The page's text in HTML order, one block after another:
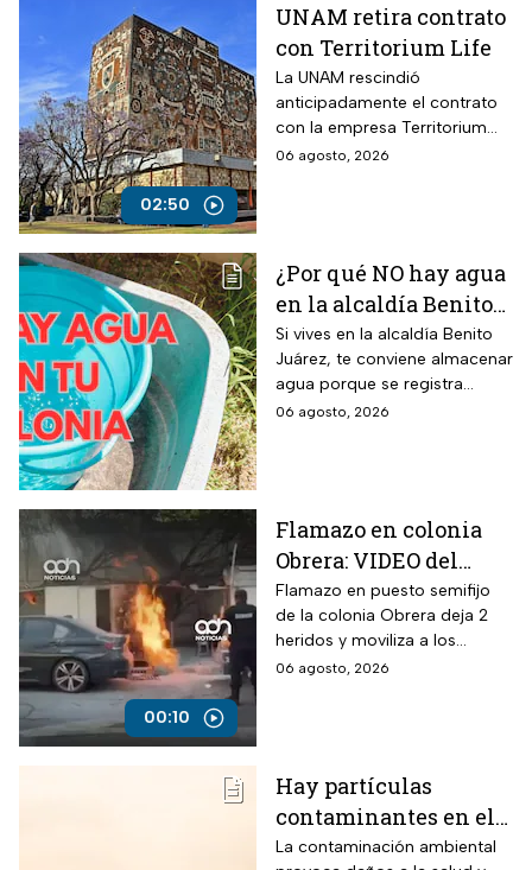
02:50
UNAM retira contrato
con Territorium Life
La UNAM rescindió
anticipadamente el contrato
con la empresa Territorium
Life, encargada del examen
06 agosto, 2026
¿Por qué NO hay agua
en la alcaldía Benito
Juárez? Lista de
colonias afectadas
hasta el viernes
Si vives en la alcaldía Benito
Juárez, te conviene almacenar
agua porque se registra
suspensión del suministro por
06 agosto, 2026
00:10
Flamazo en colonia
Obrera: VIDEO del
siniestro en puesto
semifijo que dejó
heridos
Flamazo en puesto semifijo
de la colonia Obrera deja 2
heridos y moviliza a los
servicios de emergencia en
06 agosto, 2026
Hay partículas
contaminantes en el
ambiente; así está la
La contaminación ambiental